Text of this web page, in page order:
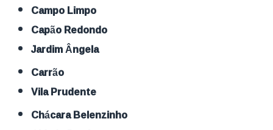
Campo Limpo
Capão Redondo
Jardim Ângela
Carrão
Vila Prudente
Chácara Belenzinho